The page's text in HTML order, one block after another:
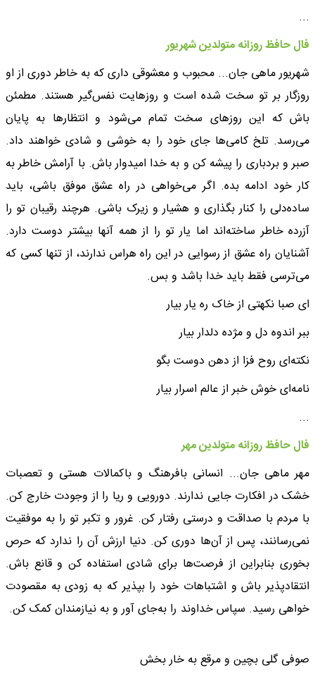
...
فال حافظ روزانه متولدین شهریور
شهریور ماهی جان... محبوب و معشوقی داری که به خاطر دوری از او
روزگار بر تو سخت شده است و روزهایت نفس‌گیر هستند. مطمئن
باش که این روزهای سخت تمام می‌شود و انتظارها به پایان
می‌رسد. تلخ کامی‌ها جای خود را به خوشی و شادی خواهند داد.
صبر و بردباری را پیشه کن و به خدا امیدوار باش. با آرامش خاطر به
کار خود ادامه بده. اگر می‌خواهی در راه عشق موفق باشی، باید
ساده‌دلی را کنار بگذاری و هشیار و زیرک باشی. هرچند رقیبان تو را
آزرده خاطر ساخته‌اند اما یار تو را از همه آنها بیشتر دوست دارد.
آشنایان راه عشق از رسوایی در این راه هراس ندارند، از تنها کسی که
می‌ترسی فقط باید خدا باشد و بس.
ای صبا نکهتی از خاک ره یار بیار
ببر اندوه دل و مژده دلدار بیار
نکته‌ای روح فزا از دهن دوست بگو
نامه‌ای خوش خبر از عالم اسرار بیار
...
فال حافظ روزانه متولدین مهر
مهر ماهی جان... انسانی بافرهنگ و باکمالات هستی و تعصبات
خشک در افکارت جایی ندارند. دورویی و ریا را از وجودت خارج کن.
با مردم با صداقت و درستی رفتار کن. غرور و تکبر تو را به موفقیت
نمی‌رسانند، پس از آن‌ها دوری کن. دنیا ارزش آن را ندارد که حرص
بخوری بنابراین از فرصت‌ها برای شادی استفاده کن و قانع باش.
انتقادپذیر باش و اشتباهات خود را بپذیر که به زودی به مقصودت
خواهی رسید. سپاس خداوند را به‌جای آور و به نیازمندان کمک کن.
صوفی گلی بچین و مرقع به خار بخش